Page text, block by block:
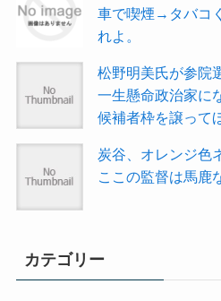
車で喫煙→タバコ
れよ。
松野明美氏が参院
一生懸命政治家に
候補者枠を譲って
炭谷、オレンジ色
ここの監督は馬鹿
カテゴリー